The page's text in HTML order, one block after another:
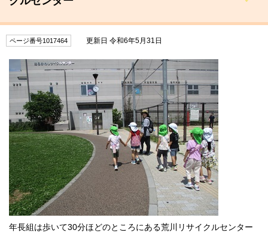
ページ番号1017464 更新日 令和6年5月31日
年長組は歩いて30分ほどのところにある荒川リサイクルセンター